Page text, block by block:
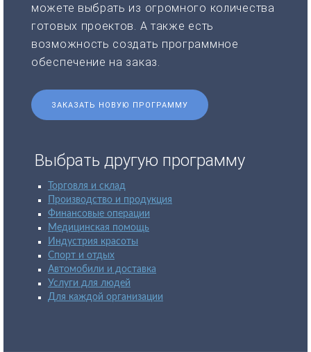
можете выбрать из огромного количества
готовых проектов. А также есть
возможность создать программное
обеспечение на заказ.
ЗАКАЗАТЬ НОВУЮ ПРОГРАММУ
Выбрать другую программу
Торговля и склад
Производство и продукция
Финансовые операции
Медицинская помощь
Индустрия красоты
Спорт и отдых
Автомобили и доставка
Услуги для людей
Для каждой организации